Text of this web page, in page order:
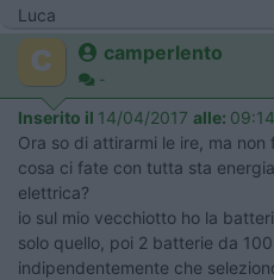
Luca
camperlento
-
Inserito il 14/04/2017 alle:
Ora so di attirarmi le ire, ma
cosa ci fate con tutta sta
elettrica?
io sul mio vecchiotto ho la
solo quello, poi 2 batterie da
indipendentemente che